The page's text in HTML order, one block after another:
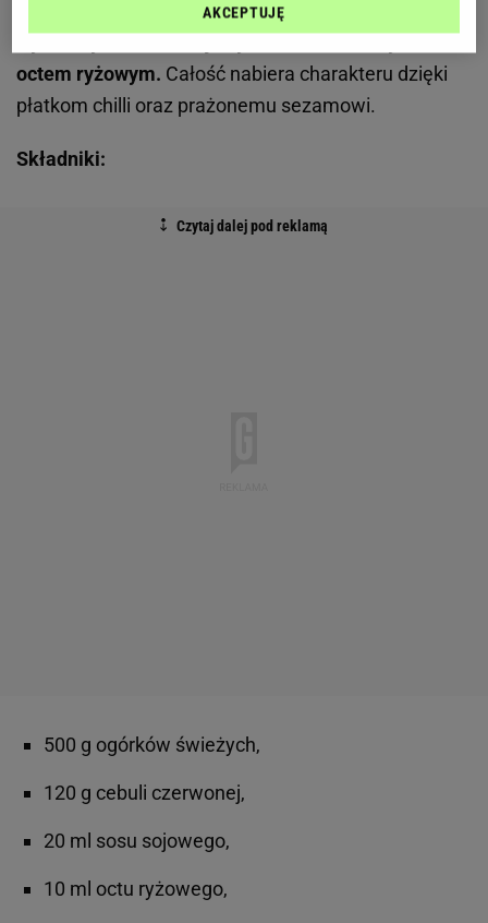
Delikatnie słodki miód łączy się z
wyrazistym sosem sojowym i lekko kwaśnym
octem ryżowym. Całość nabiera charakteru dzięki
płatkom chilli oraz prażonemu sezamowi.
Składniki:
500 g ogórków świeżych,
120 g cebuli czerwonej,
20 ml sosu sojowego,
10 ml octu ryżowego,
AKCEPTUJĘ